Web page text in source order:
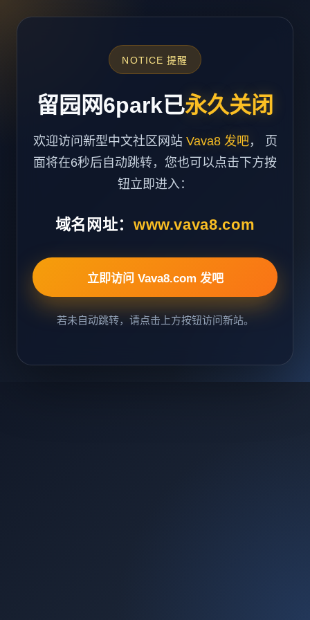
NOTICE 提醒
留园网6park已永久关闭
欢迎访问新型中文社区网站 Vava8 发吧， 页
面将在6秒后自动跳转，您也可以点击下方按
钮立即进入：
域名网址： www.vava8.com
立即访问 Vava8.com 发吧
若未自动跳转，请点击上方按钮访问新站。